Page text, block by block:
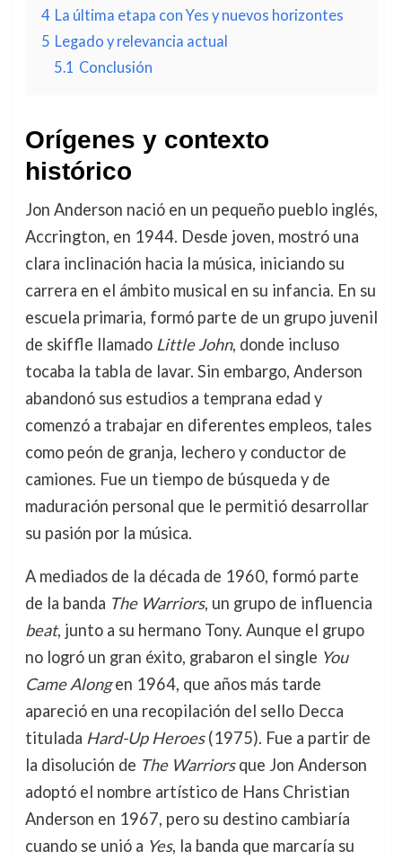
4 La última etapa con Yes y nuevos horizontes
5 Legado y relevancia actual
5.1 Conclusión
Orígenes y contexto
histórico
Jon Anderson nació en un pequeño pueblo inglés,
Accrington, en 1944. Desde joven, mostró una
clara inclinación hacia la música, iniciando su
carrera en el ámbito musical en su infancia. En su
escuela primaria, formó parte de un grupo juvenil
de skiffle llamado Little John, donde incluso
tocaba la tabla de lavar. Sin embargo, Anderson
abandonó sus estudios a temprana edad y
comenzó a trabajar en diferentes empleos, tales
como peón de granja, lechero y conductor de
camiones. Fue un tiempo de búsqueda y de
maduración personal que le permitió desarrollar
su pasión por la música.
A mediados de la década de 1960, formó parte
de la banda The Warriors, un grupo de influencia
beat, junto a su hermano Tony. Aunque el grupo
no logró un gran éxito, grabaron el single You
Came Alongen 1964, que años más tarde
apareció en una recopilación del sello Decca
titulada Hard-Up Heroes(1975). Fue a partir de
la disolución de The Warriorsque Jon Anderson
adoptó el nombre artístico de Hans Christian
Anderson en 1967, pero su destino cambiaría
cuando se unió a Yes, la banda que marcaría su